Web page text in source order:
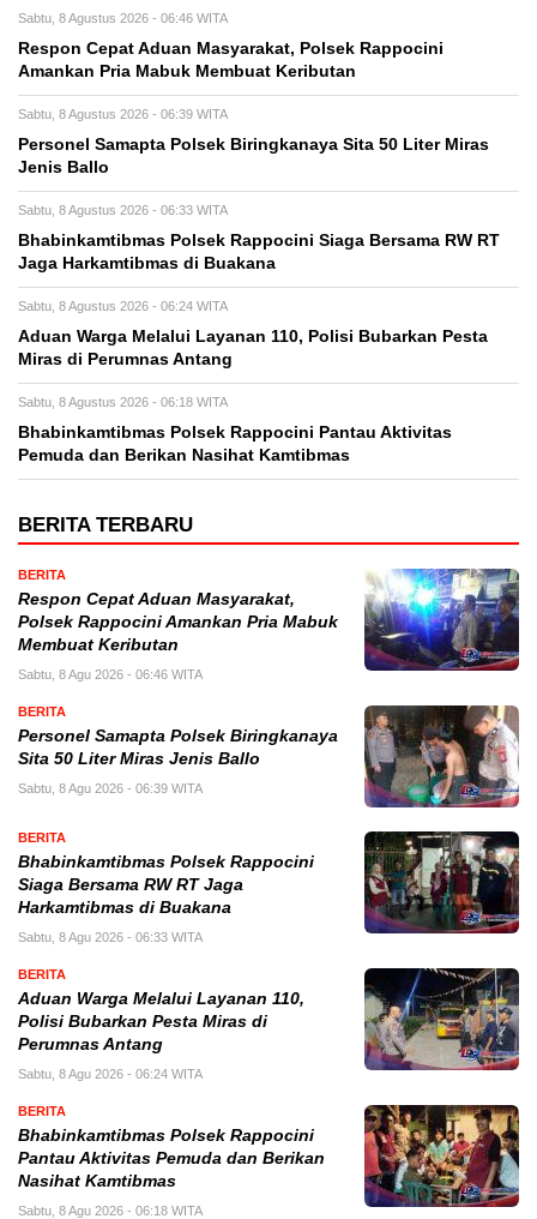
Sabtu, 8 Agustus 2026 - 06:46 WITA
Respon Cepat Aduan Masyarakat, Polsek Rappocini
Amankan Pria Mabuk Membuat Keributan
Sabtu, 8 Agustus 2026 - 06:39 WITA
Personel Samapta Polsek Biringkanaya Sita 50 Liter Miras
Jenis Ballo
Sabtu, 8 Agustus 2026 - 06:33 WITA
Bhabinkamtibmas Polsek Rappocini Siaga Bersama RW RT
Jaga Harkamtibmas di Buakana
Sabtu, 8 Agustus 2026 - 06:24 WITA
Aduan Warga Melalui Layanan 110, Polisi Bubarkan Pesta
Miras di Perumnas Antang
Sabtu, 8 Agustus 2026 - 06:18 WITA
Bhabinkamtibmas Polsek Rappocini Pantau Aktivitas
Pemuda dan Berikan Nasihat Kamtibmas
BERITA TERBARU
BERITA
Respon Cepat Aduan Masyarakat,
Polsek Rappocini Amankan Pria Mabuk
Membuat Keributan
Sabtu, 8 Agu 2026 - 06:46 WITA
BERITA
Personel Samapta Polsek Biringkanaya
Sita 50 Liter Miras Jenis Ballo
Sabtu, 8 Agu 2026 - 06:39 WITA
BERITA
Bhabinkamtibmas Polsek Rappocini
Siaga Bersama RW RT Jaga
Harkamtibmas di Buakana
Sabtu, 8 Agu 2026 - 06:33 WITA
BERITA
Aduan Warga Melalui Layanan 110,
Polisi Bubarkan Pesta Miras di
Perumnas Antang
Sabtu, 8 Agu 2026 - 06:24 WITA
BERITA
Bhabinkamtibmas Polsek Rappocini
Pantau Aktivitas Pemuda dan Berikan
Nasihat Kamtibmas
Sabtu, 8 Agu 2026 - 06:18 WITA